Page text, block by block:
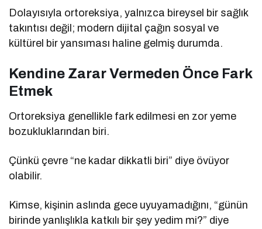
Dolayısıyla ortoreksiya, yalnızca bireysel bir sağlık
takıntısı değil; modern dijital çağın sosyal ve
kültürel bir yansıması haline gelmiş durumda.
Kendine Zarar Vermeden Önce Fark
Etmek
Ortoreksiya genellikle fark edilmesi en zor yeme
bozukluklarından biri.
Çünkü çevre “ne kadar dikkatli biri” diye övüyor
olabilir.
Kimse, kişinin aslında gece uyuyamadığını, “günün
birinde yanlışlıkla katkılı bir şey yedim mi?” diye